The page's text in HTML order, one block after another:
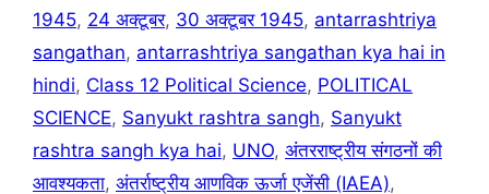
1945, 24 अक्टूबर, 30 अक्टूबर 1945, antarrashtriya
sangathan, antarrashtriya sangathan kya hai in
hindi, Class 12 Political Science, POLITICAL
SCIENCE, Sanyukt rashtra sangh, Sanyukt
rashtra sangh kya hai, UNO, अंतरराष्ट्रीय संगठनों की
आवश्यकता, अंतर्राष्ट्रीय आणविक ऊर्जा एजेंसी (IAEA),